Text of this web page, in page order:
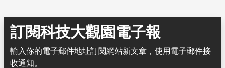
訂閱科技大觀園電子報
輸入你的電子郵件地址訂閱網站新文章，使用電子郵件接
收通知。